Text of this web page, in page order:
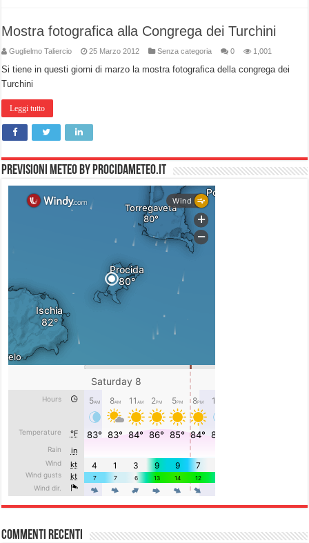
Mostra fotografica alla Congrega dei Turchini
Guglielmo Taliercio 25 Marzo 2012 Senza categoria 0 1,001
Si tiene in questi giorni di marzo la mostra fotografica della congrega dei
Turchini
Leggi tutto
PREVISIONI METEO by PROCIDAMETEO.IT
Commenti recenti